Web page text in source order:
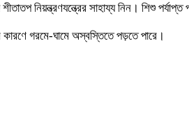
নিয়ন্ত্রণযন্ত্রের সাহায্য নিন। শিশু পর্যাপ্ত
কারণে গরমে-ঘামে অস্বস্তিতে পড়তে পারে।